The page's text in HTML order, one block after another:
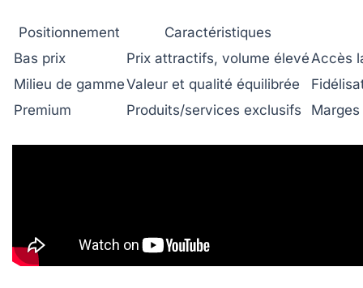
Positionnement
Caractéristiques
Bas prix
Prix attractifs, volume élevéAccès
Milieu de gammeValeur et qualité équilibrée
Premium
Produits/services exclusifs